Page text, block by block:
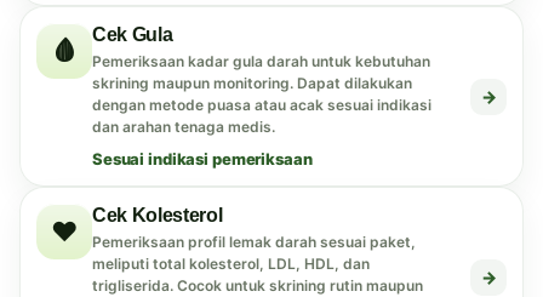
🩸
Cek Gula
Pemeriksaan kadar gula darah untuk kebutuhan
skrining maupun monitoring. Dapat dilakukan
dengan metode puasa atau acak sesuai indikasi
dan arahan tenaga medis.
Sesuai indikasi pemeriksaan
→
❤️
Cek Kolesterol
Pemeriksaan profil lemak darah sesuai paket,
meliputi total kolesterol, LDL, HDL, dan
trigliserida. Cocok untuk skrining rutin maupun
→